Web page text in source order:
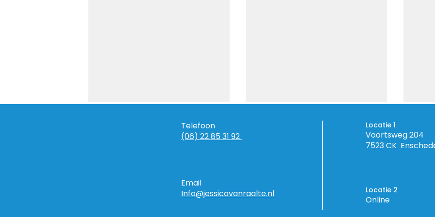
Het perfecte
droomlichaam in een
Telefoon
(06) 22 85 31 92
Email
Info@jessicavanraalte.nl
Locatie 1
Voortsweg 204
7523 CK
Locatie 2
Online